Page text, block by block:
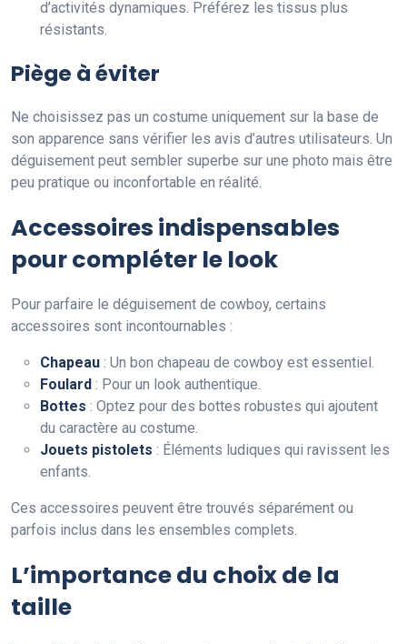
d’activités dynamiques. Préférez les tissus plus
résistants.
Piège à éviter
Ne choisissez pas un costume uniquement sur la base de
son apparence sans vérifier les avis d’autres utilisateurs. Un
déguisement peut sembler superbe sur une photo mais être
peu pratique ou inconfortable en réalité.
Accessoires indispensables
pour compléter le look
Pour parfaire le déguisement de cowboy, certains
accessoires sont incontournables :
Chapeau : Un bon chapeau de cowboy est essentiel.
Foulard : Pour un look authentique.
Bottes : Optez pour des bottes robustes qui ajoutent
du caractère au costume.
Jouets pistolets : Éléments ludiques qui ravissent les
enfants.
Ces accessoires peuvent être trouvés séparément ou
parfois inclus dans les ensembles complets.
L’importance du choix de la
taille